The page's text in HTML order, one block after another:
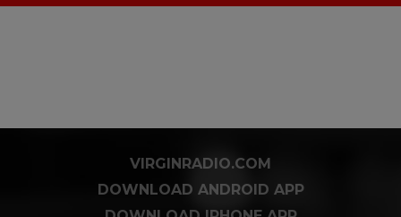
VIRGINRADIO.COM
DOWNLOAD ANDROID APP